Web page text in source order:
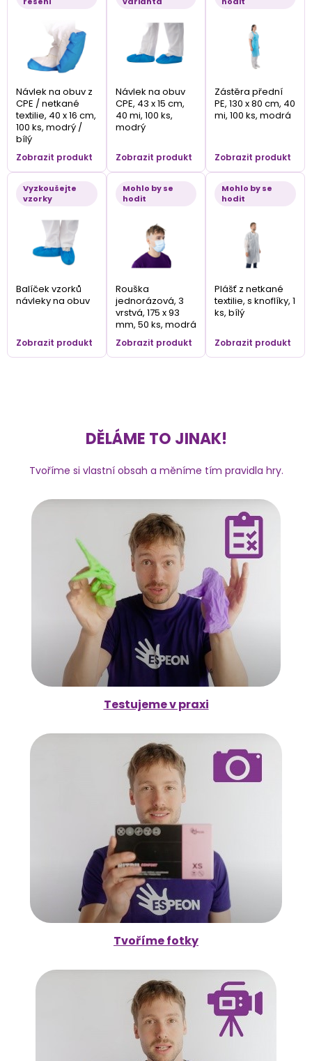
Návlek na obuv z
CPE / netkané
textilie, 40 x 16 cm,
100 ks, modrý /
bílý
Zobrazit produkt
Návlek na obuv
CPE, 43 x 15 cm,
40 mi, 100 ks,
modrý
Zobrazit produkt
Zástěra přední
PE, 130 x 80 cm, 40
mi, 100 ks, modrá
Zobrazit produkt
Vyzkoušejte
vzorky
Balíček vzorků
návleky na obuv
Zobrazit produkt
Mohlo by se
hodit
Rouška
jednorázová, 3
vrstvá, 175 x 93
mm, 50 ks, modrá
Zobrazit produkt
Mohlo by se
hodit
Plášť z netkané
textilie, s knoflíky, 1
ks, bílý
Zobrazit produkt
DĚLÁME TO JINAK!
Tvoříme si vlastní obsah a měníme tím pravidla hry.
Testujeme v praxi
Tvoříme fotky